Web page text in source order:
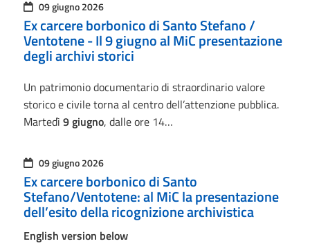
09 giugno 2026
Ex carcere borbonico di Santo Stefano /
Ventotene - Il 9 giugno al MiC presentazione
degli archivi storici
Un patrimonio documentario di straordinario valore
storico e civile torna al centro dell’attenzione pubblica.
Martedì 9 giugno, dalle ore 14…
09 giugno 2026
Ex carcere borbonico di Santo
Stefano/Ventotene: al MiC la presentazione
dell’esito della ricognizione archivistica
English version below